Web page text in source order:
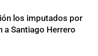
los imputados por
a Santiago Herrero